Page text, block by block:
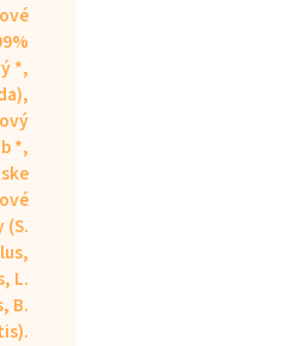
*,
*,
(S.
L.
B.